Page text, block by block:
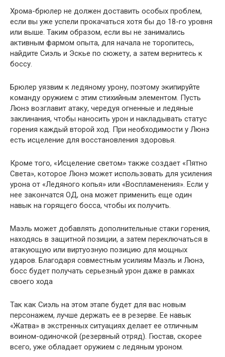
Хрома-брюлер не должен доставить особых проблем,
если вы уже успели прокачаться хотя бы до 18-го уровня
или выше. Таким образом, если вы не занимались
активным фармом опыта, для начала не торопитесь,
найдите Сиэль и Эскье по сюжету, а затем вернитесь к
боссу.
Брюлер уязвим к ледяному урону, поэтому экипируйте
команду оружием с этим стихийным элементом. Пусть
Люнэ возглавит атаку, чередуя огненные и ледяные
заклинания, чтобы наносить урон и накладывать статус
горения каждый второй ход. При необходимости у Люнэ
есть исцеление для восстановления здоровья.
Кроме того, «Исцеление светом» также создает «Пятно
Света», которое Люнэ может использовать для усиления
урона от «Ледяного копья» или «Воспламенения». Если у
нее закончатся ОД, она может применить еще один
навык на горящего босса, чтобы их получить.
Маэль может добавлять дополнительные стаки горения,
находясь в защитной позиции, а затем переключаться в
атакующую или виртуозную позицию для мощных
ударов. Благодаря совместным усилиям Маэль и Люнэ,
босс будет получать серьезный урон даже в рамках
своего хода
Так как Сиэль на этом этапе будет для вас новым
персонажем, лучше держать ее в резерве. Ее навык
«Жатва» в экстренных ситуациях делает ее отличным
воином-одиночкой (резервный отряд). Гюстав, скорее
всего, уже обладает оружием с ледяным уроном.